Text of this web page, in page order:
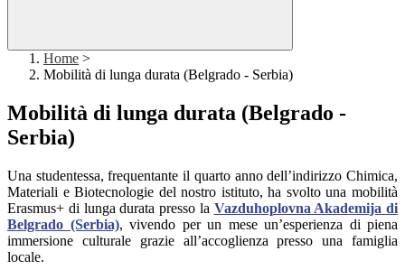
Home >
Mobilità di lunga durata (Belgrado - Serbia)
Mobilità di lunga durata (Belgrado -
Serbia)
Una studentessa, frequentante il quarto anno dell’indirizzo Chimica,
Materiali e Biotecnologie del nostro istituto, ha svolto una mobilità
Erasmus+ di lunga durata presso la Vazduhoplovna Akademija di
Belgrado (Serbia), vivendo per un mese un’esperienza di piena
immersione culturale grazie all’accoglienza presso una famiglia
locale.